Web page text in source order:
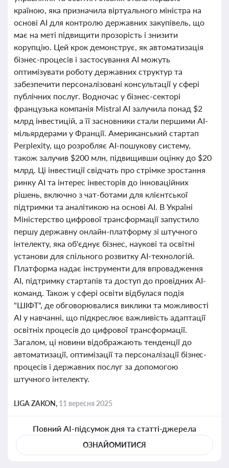
країною, яка призначила віртуального міністра на
основі AI для контролю державних закупівель, що
має на меті підвищити прозорість і знизити
корупцію. Цей крок демонструє, як автоматизація
бізнес-процесів і застосування AI можуть
оптимізувати роботу державних структур та
забезпечити персоналізовані консультації у сфері
публічних послуг. Водночас у бізнес-секторі
французька компанія Mistral AI залучила понад $2
млрд інвестицій, а її засновники стали першими AI-
мільярдерами у Франції. Американський стартап
Perplexity, що розробляє AI-пошукову систему,
також залучив $200 млн, підвищивши оцінку до $20
млрд. Ці інвестиції свідчать про стрімке зростання
ринку AI та інтерес інвесторів до інноваційних
рішень, включно з чат-ботами для клієнтської
підтримки та аналітикою на основі AI. В Україні
Міністерство цифрової трансформації запустило
першу державну онлайн-платформу зі штучного
інтелекту, яка об'єднує бізнес, наукові та освітні
установи для спільного розвитку AI-технологій.
Платформа надає інструменти для впровадження
AI, підтримку стартапів та доступ до провідних AI-
команд. Також у сфері освіти відбулася подія
"ШІФТ", де обговорювалися виклики та можливості
AI у навчанні, що підкреслює важливість адаптації
освітніх процесів до цифрової трансформації.
Загалом, ці новини відображають тенденції до
автоматизації, оптимізації та персоналізації бізнес-
процесів і державних послуг за допомогою
штучного інтелекту.
LIGA ZAKON, 11 вересня 2025
Повний AI-підсумок дня та статті-джерела
ОЗНАЙОМИТИСЯ